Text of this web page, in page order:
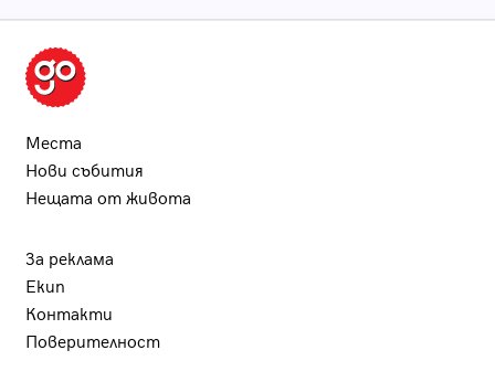
Места
Нови събития
Нещата от живота
За реклама
Екип
Контакти
Поверителност